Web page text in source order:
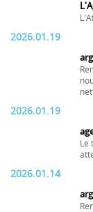
2026.01.19
2026.01.19
Le
2026.01.14